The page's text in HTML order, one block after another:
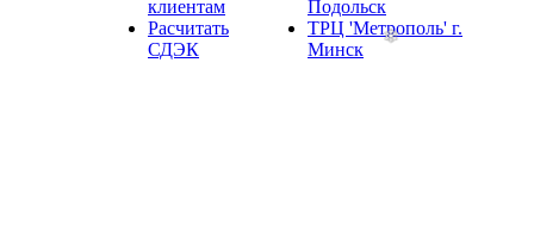
клиентам
Расчитать
СДЭК
Подольск
ТРЦ 'Метрополь' г.
Минск